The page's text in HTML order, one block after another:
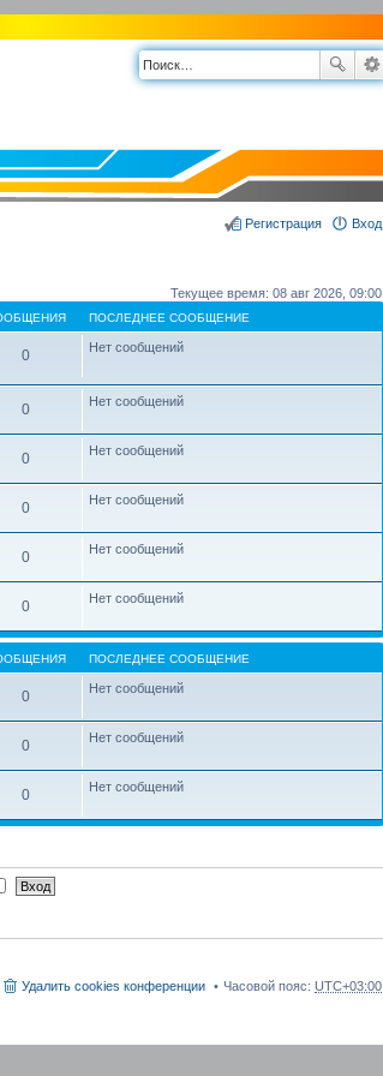
Вход
Регистрация
Текущее время: 08 авг 2026, 09:00
ПОСЛЕДНЕЕ СООБЩЕНИЕ
0 Нет сообщений
0 Нет сообщений
0 Нет сообщений
0 Нет сообщений
0 Нет сообщений
0 Нет сообщений
ПОСЛЕДНЕЕ СООБЩЕНИЕ
0 Нет сообщений
0 Нет сообщений
0 Нет сообщений
Часовой пояс: UTC+03:00
Удалить cookies конференции